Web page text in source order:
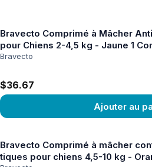
Bravecto Comprimé à Mâcher
pour Chiens 2-4,5 kg - Jaune 1
Bravecto
$36.67
Ajouter au
Bravecto Comprimé à mâcher
tiques pour chiens 4,5-10 kg -